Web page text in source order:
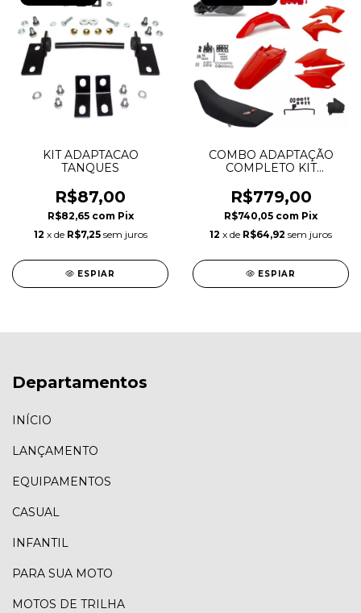
KIT ADAPTACAO
TANQUES
R$87,00
R$82,65 com Pix
12 x de R$7,25 sem juros
ESPIAR
COMBO ADAPTAÇÃO
COMPLETO KIT
R$779,00
R$740,05 com Pix
12 x de R$64,92 sem juros
ESPIAR
Departamentos
INÍCIO
LANÇAMENTO
EQUIPAMENTOS
CASUAL
INFANTIL
PARA SUA MOTO
MOTOS DE TRILHA